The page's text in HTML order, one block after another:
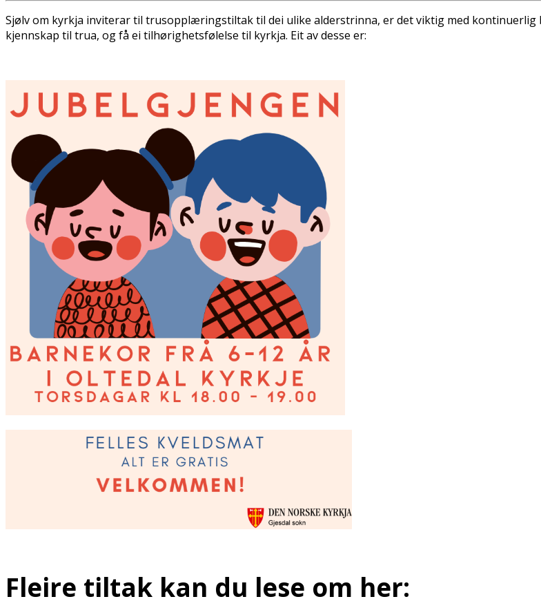
Sjølv om kyrkja inviterar til trusopplæringstiltak til dei ulike alderstrinna, er det viktig med kontinuerlig
kjennskap til trua, og få ei tilhørighetsfølelse til kyrkja. Eit av desse er:
Fleire tiltak kan du lese om her: